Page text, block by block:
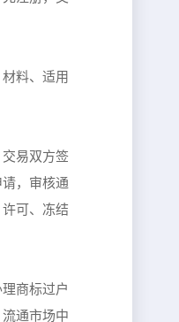
料、适用
易双方签
，审核通
可、冻结
商标过户
通市场中